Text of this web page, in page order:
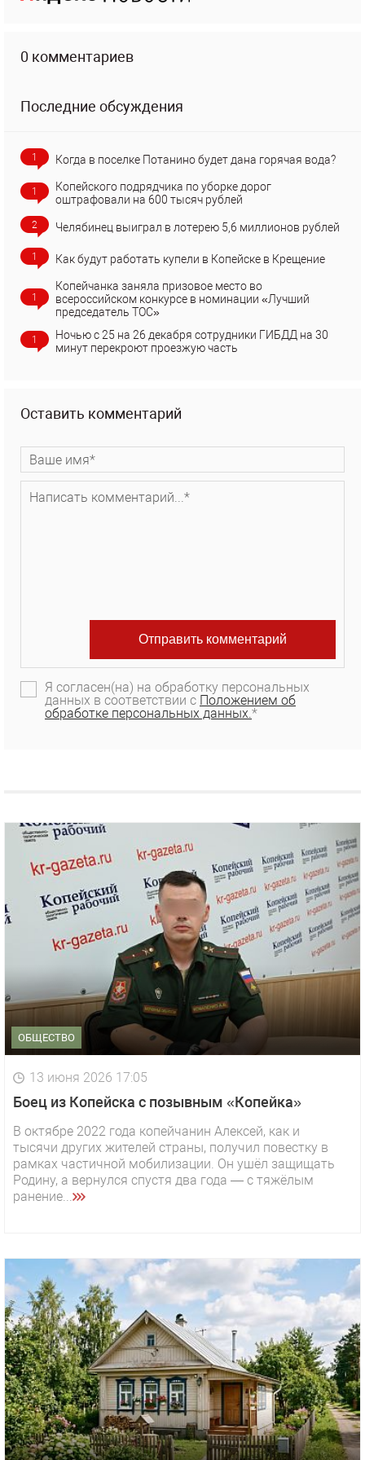
0 комментариев
Последние обсуждения
1 Когда в поселке Потанино будет дана горячая вода?
1
Копейского подрядчика по уборке дорог
оштрафовали на 600 тысяч рублей
2 Челябинец выиграл в лотерею 5,6 миллионов рублей
1 Как будут работать купели в Копейске в Крещение
1
Копейчанка заняла призовое место во
всероссийском конкурсе в номинации «Лучший
председатель ТОС»
1
Ночью с 25 на 26 декабря сотрудники ГИБДД на 30
минут перекроют проезжую часть
Оставить комментарий
Я согласен(на) на обработку персональных
данных в соответствии с Положением об
обработке персональных данных.*
ОБЩЕСТВО
13 июня 2026 17:05
Боец из Копейска с позывным «Копейка»
В октябре 2022 года копейчанин Алексей, как и
тысячи других жителей страны, получил повестку в
рамках частичной мобилизации. Он ушёл защищать
Родину, а вернулся спустя два года — с тяжёлым
ранение...